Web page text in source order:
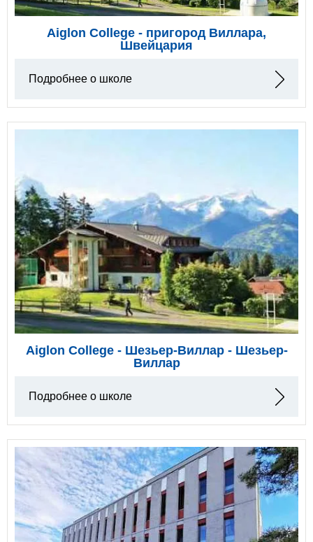
Aiglon College - пригород Виллара,
Швейцария
Подробнее о школе
Aiglon College - Шезьер-Виллар - Шезьер-
Виллар
Подробнее о школе